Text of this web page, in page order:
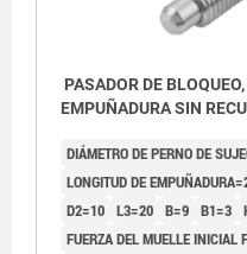
PASADOR DE
EMPUÑADURA SIN
DIÁMETRO DE PERNO DE
LONGITUD DE
D2=10 L3=20 B=9 B1=3
FUERZA DEL MUELLE INICIAL